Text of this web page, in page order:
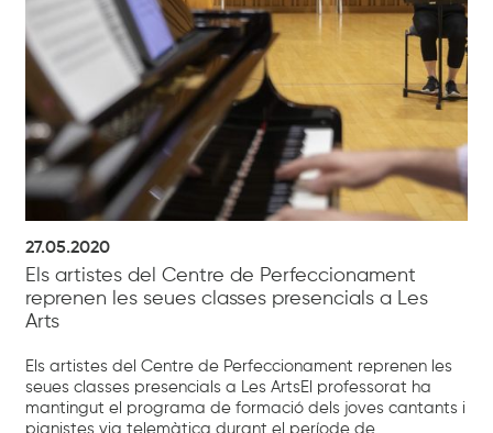
27.05.2020
Els artistes del Centre de Perfeccionament
reprenen les seues classes presencials a Les
Arts
Els artistes del Centre de Perfeccionament reprenen les
seues classes presencials a Les ArtsEl professorat ha
mantingut el programa de formació dels joves cantants i
pianistes via telemàtica durant el període de